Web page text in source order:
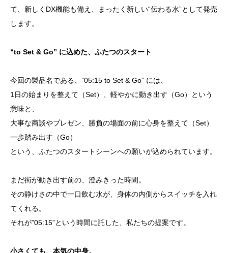
て、新しくDX機能も備え、まったく新しい“伝わる水”として発売
します。
“to Set & Go” に込めた、ふたつのスタート
今回の製品名である、”05:15 to Set & Go” には、
1日の始まりを整えて（Set）、軽やかに動き出す（Go）という
意味と、
大事な商談やプレゼン、勝負の場面の前に心身を整えて（Set）
一歩踏み出す（Go）
という、ふたつのスタートシーンへの願いが込められています。
まだ街が動き出す前の、澄みきった時間。
その静けさの中で一口飲む水が、身体の内側からスイッチを入れ
てくれる。
それが”05:15”という時間に託した、私たちの提案です。
小さくても、本気の中身。